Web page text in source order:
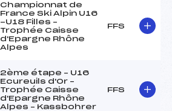
Championnat de
France Ski Alpin U16
-U18 Filles –
Trophée Caisse
d'Epargne Rhône
Alpes
FFS
2ème étape – U16
Ecureuils d'Or –
Trophée Caisse
d'Epargne Rhône
Alpes – Kassbohrer
FFS